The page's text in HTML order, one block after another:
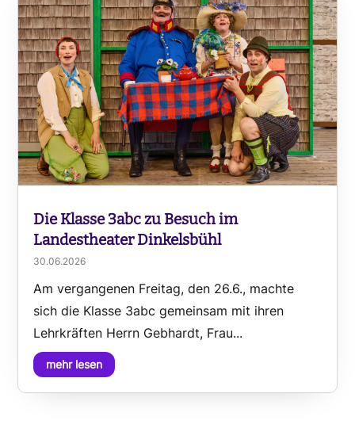
Die Klasse 3abc zu Besuch im
Landestheater Dinkelsbühl
30.06.2026
Am vergangenen Freitag, den 26.6., machte
sich die Klasse 3abc gemeinsam mit ihren
Lehrkräften Herrn Gebhardt, Frau...
mehr lesen